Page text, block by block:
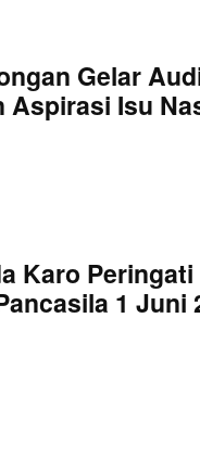
Gelar
Aspirasi Isu
Karo
1 Juni